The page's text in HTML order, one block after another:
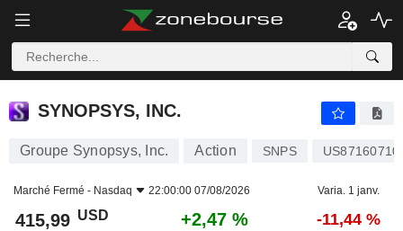
SYNOPSYS, INC.
SYNOPSYS, INC.
Groupe Synopsys, Inc. Action SNPS
Marché Fermé - Nasdaq 22:00:00 07/08/2026 Varia. 1 janv.
415,99 USD +2,47 % -11,44 %